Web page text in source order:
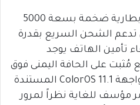
يستمد الهاتف طاقته من بطارية ضخمة بسعة 5000
تدعم الشحن السريع بقدرة
تأمين الهاتف يوجد
على الحافة اليمنى فوق
زر الطاقة. يعمل الهاتف بواجهة ColorOS 11.1 المستندة
11، وهو أمر مؤسف للغاية نظراً لمرور